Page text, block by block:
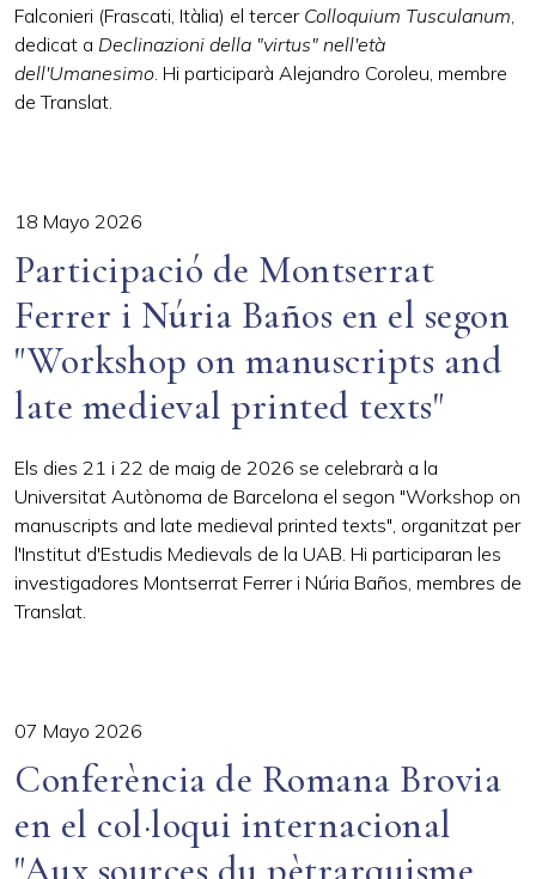
Falconieri (Frascati, Itàlia) el tercer Colloquium Tusculanum
dedicat a Declinazioni della "virtus" nell'età
dell'Umanesimo . Hi participarà Alejandro Coroleu, membre
de Translat.
18 Mayo 2026
Participació de Montserrat
Ferrer i Núria Baños en el segon
"Workshop on manuscripts and
late medieval printed texts"
Els dies 21 i 22 de maig de 2026 se celebrarà a la
Universitat Autònoma de Barcelona el segon "Workshop on
manuscripts and late medieval printed texts", organitzat per
l'Institut d'Estudis Medievals de la UAB . Hi participaran les
investigadores Montserrat Ferrer i Núria Baños, membres de
Translat.
07 Mayo 2026
Conferència de Romana Brovia
en el col·loqui internacional